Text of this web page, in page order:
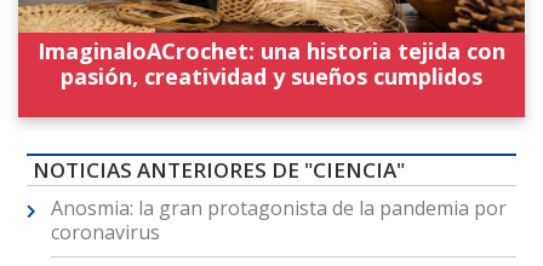
ImaginaloACrochet: una historia tejida con
pasión, creatividad y sueños cumplidos
NOTICIAS ANTERIORES DE "CIENCIA"
Anosmia: la gran protagonista de la pandemia por
coronavirus